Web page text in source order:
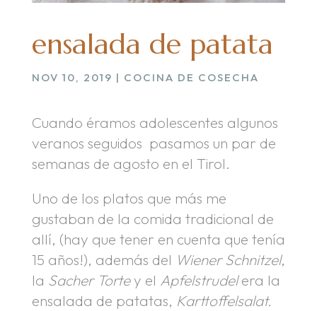
ensalada de patata
NOV 10, 2019 | COCINA DE COSECHA
Cuando éramos adolescentes algunos
veranos seguidos pasamos un par de
semanas de agosto en el Tirol.
Uno de los platos que más me
gustaban de la comida tradicional de
allí, (hay que tener en cuenta que tenía
15 años!), además del Wiener Schnitzel,
la Sacher Tortey el Apfelstrudelera la
ensalada de patatas, Karttoffelsalat.